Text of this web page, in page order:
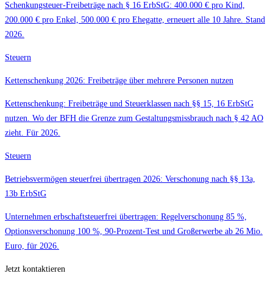
Schenkungsteuer-Freibeträge nach § 16 ErbStG: 400.000 € pro Kind,
200.000 € pro Enkel, 500.000 € pro Ehegatte, erneuert alle 10 Jahre. Stand
2026.
Steuern
Kettenschenkung 2026: Freibeträge über mehrere Personen nutzen
Kettenschenkung: Freibeträge und Steuerklassen nach §§ 15, 16 ErbStG
nutzen. Wo der BFH die Grenze zum Gestaltungsmissbrauch nach § 42 AO
zieht. Für 2026.
Steuern
Betriebsvermögen steuerfrei übertragen 2026: Verschonung nach §§ 13a,
13b ErbStG
Unternehmen erbschaftsteuerfrei übertragen: Regelverschonung 85 %,
Optionsverschonung 100 %, 90-Prozent-Test und Großerwerbe ab 26 Mio.
Euro, für 2026.
Jetzt kontaktieren